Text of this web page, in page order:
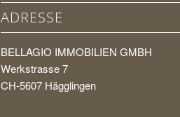
ADRESSE
BELLAGIO IMMOBILIEN GMBH
Werkstrasse 7
CH-5607 Hägglingen